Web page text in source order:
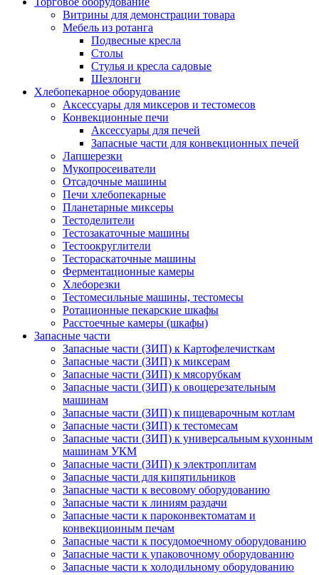
Витрины для демонстрации товара
Мебель из ротанга
Подвесные кресла
Столы
Стулья и кресла садовые
Шезлонги
Хлебопекарное оборудование
Аксессуары для миксеров и тестомесов
Конвекционные печи
Аксессуары для печей
Запасные части для конвекционных печей
Лапшерезки
Мукопросеиватели
Отсадочные машины
Печи хлебопекарные
Планетарные миксеры
Тестоделители
Тестозакаточные машины
Тестоокруглители
Тестораскаточные машины
Ферментационные камеры
Хлеборезки
Тестомесильные машины, тестомесы
Ротационные пекарские шкафы
Расстоечные камеры (шкафы)
Запасные части
Запасные части (ЗИП) к Картофелечисткам
Запасные части (ЗИП) к миксерам
Запасные части (ЗИП) к мясорубкам
Запасные части (ЗИП) к овощерезательным
машинам
Запасные части (ЗИП) к пищеварочным котлам
Запасные части (ЗИП) к тестомесам
Запасные части (ЗИП) к универсальным кухонным
машинам УКМ
Запасные части (ЗИП) к электроплитам
Запасные части для кипятильников
Запасные части к весовому оборудованию
Запасные части к линиям раздачи
Запасные части к пароконвектоматам и
конвекционным печам
Запасные части к посудомоечному оборудованию
Запасные части к упаковочному оборудованию
Запасные части к холодильному оборудованию